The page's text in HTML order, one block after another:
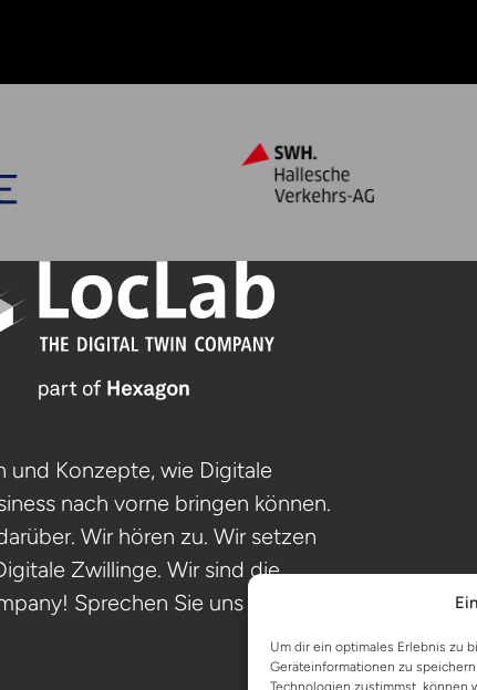
Um dir ein optimales Erlebnis zu
Geräteinformationen zu
Technologien zustimmst, können
und Konzepte, wie Digitale
nach vorne bringen können.
Wir hören zu. Wir setzen
Zwillinge. Wir sind die
Sprechen Sie uns an.